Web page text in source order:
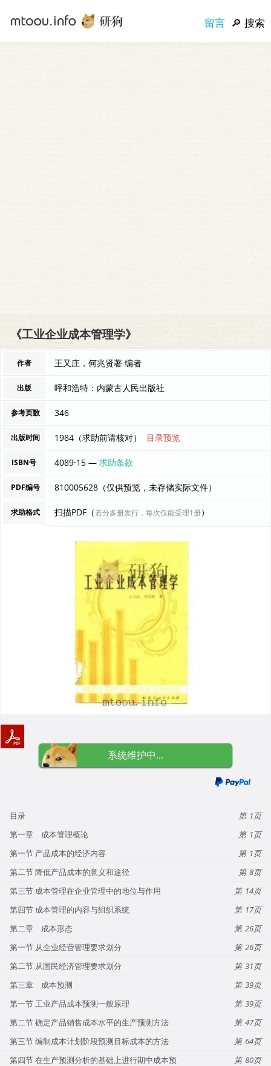
留言 搜索
《工业企业成本管理学》
作者 王又庄，何兆贤著 编者
出版 呼和浩特：内蒙古人民出版社
参考页数 346
出版时间 1984（求助前请核对） 目录预览
ISBN号 4089·15 —求助条款
PDF编号 810005628（仅供预览，未存储实际文件）
求助格式 扫描PDF（若分多册发行，每次仅能受理1册）
系统维护中...
目录
1
第一章 成本管理概论
1
第一节 产品成本的经济内容
1
第二节 降低产品成本的意义和途径
8
第三节 成本管理在企业管理中的地位与作用
14
第四节 成本管理的内容与组织系统
17
第二章 成本形态
26
第一节 从企业经营管理要求划分
26
第二节 从国民经济管理要求划分
31
第三章 成本预测
39
第一节 工业产品成本预测一般原理
39
第二节 确定产品销售成本水平的生产预测方法
47
第三节 编制成本计划阶段预测目标成本的方法
64
第四节 在生产预测分析的基础上进行期中成本预
80